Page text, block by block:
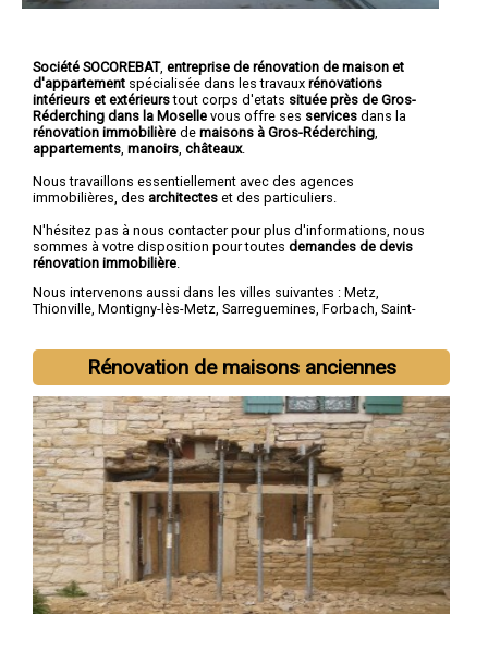
Société SOCOREBAT, entreprise de rénovation de maison et
d'appartement spécialisée dans les travaux rénovations
intérieurs et extérieurstout corps d'etats située près de Gros-
Réderching dans la Moselle vous offre ses services dans la
rénovation immobilière de maisons à Gros-Réderching
appartements manoirs châteaux.
Nous travaillons essentiellement avec des agences
immobilières, des architectes et des particuliers.
N'hésitez pas à nous contacter pour plus d'informations, nous
sommes à votre disposition pour toutes demandes de devis
rénovation immobilière
Nous intervenons aussi dans les villes suivantes : Metz,
Thionville, Montigny-lès-Metz, Sarreguemines, Forbach, Saint-
Rénovation de maisons anciennes